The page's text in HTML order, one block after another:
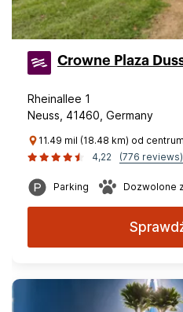
Crowne Plaza
Rheinallee 1
Neuss, 41460, Germany
11.49 mil (18.48 km) od
4,22
(776 reviews)
Parking Dozwolone